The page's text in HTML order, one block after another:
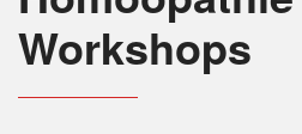
Workshops